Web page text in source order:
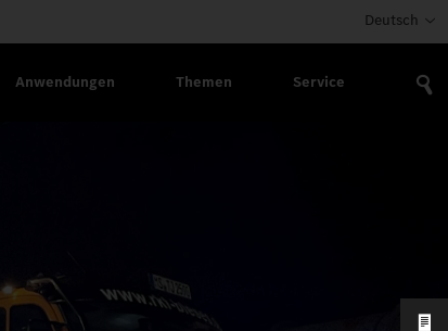
Deutsch
Anwendungen Themen Service